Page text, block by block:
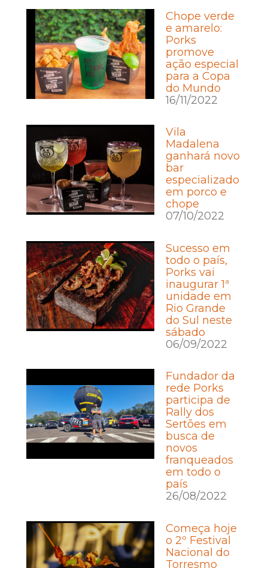
Chope verde
e amarelo:
Porks
promove
ação especial
para a Copa
do Mundo
16/11/2022
Vila
Madalena
ganhará novo
bar
especializado
em porco e
chope
07/10/2022
Sucesso em
todo o país,
Porks vai
inaugurar 1ª
unidade em
Rio Grande
do Sul neste
sábado
06/09/2022
Fundador da
rede Porks
participa de
Rally dos
Sertões em
busca de
novos
franqueados
em todo o
país
26/08/2022
Começa hoje
o 2º Festival
Nacional do
Torresmo